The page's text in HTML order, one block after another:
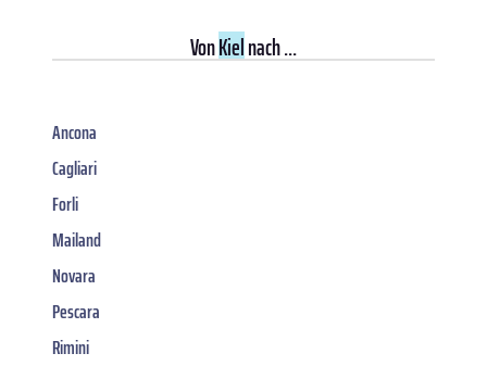
VonKielnach ...
Ancona
Cagliari
Forli
Mailand
Novara
Pescara
Rimini